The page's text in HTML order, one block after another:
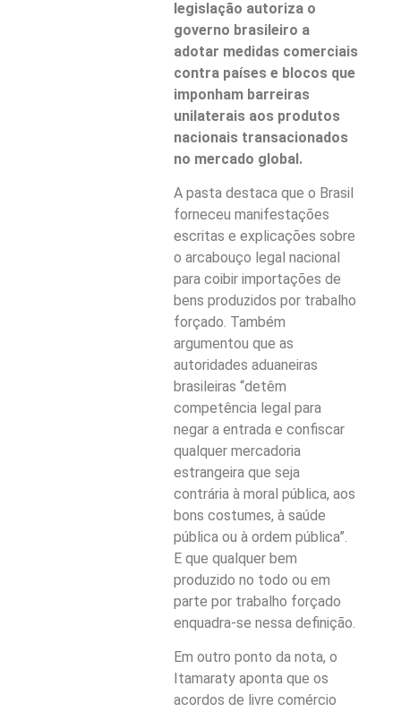
legislação autoriza o
governo brasileiro a
adotar medidas comerciais
contra países e blocos que
imponham barreiras
unilaterais aos produtos
nacionais transacionados
no mercado global.
A pasta destaca que o Brasil
forneceu manifestações
escritas e explicações sobre
o arcabouço legal nacional
para coibir importações de
bens produzidos por trabalho
forçado. Também
argumentou que as
autoridades aduaneiras
brasileiras “detêm
competência legal para
negar a entrada e confiscar
qualquer mercadoria
estrangeira que seja
contrária à moral pública, aos
bons costumes, à saúde
pública ou à ordem pública”.
E que qualquer bem
produzido no todo ou em
parte por trabalho forçado
enquadra-se nessa definição.
Em outro ponto da nota, o
Itamaraty aponta que os
acordos de livre comércio